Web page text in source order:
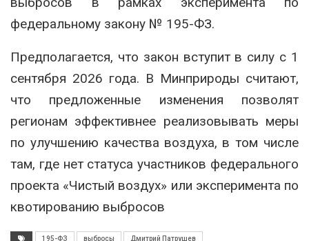
федеральному закону № 195-ФЗ.
Предполагается, что закон вступит в силу с 1
сентября 2026 года. В Минприроды считают,
что предложенные изменения позволят
регионам эффективнее реализовывать меры
по улучшению качества воздуха, в том числе
там, где нет статуса участников федерального
проекта «Чистый воздух» или эксперимента по
квотированию выбросов
195-ФЗ выбросы Дмитрий Патрушев